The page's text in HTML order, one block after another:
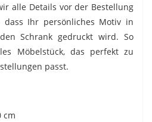
alle Details vor der Bestellung
dass Ihr persönliches Motiv in
Schrank gedruckt wird. So
Möbelstück, das perfekt zu
passt.
cm